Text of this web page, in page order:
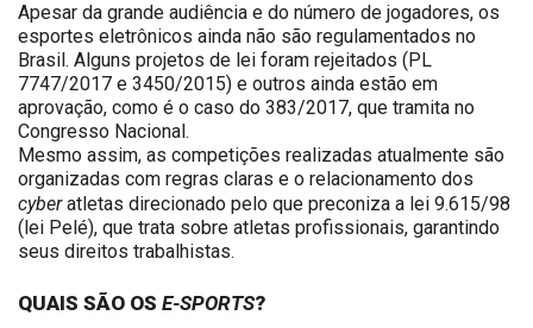
Apesar da grande audiência e do número de jogadores, os
esportes eletrônicos ainda não são regulamentados no
Brasil. Alguns projetos de lei foram rejeitados (PL
7747/2017 e 3450/2015) e outros ainda estão em
aprovação, como é o caso do 383/2017, que tramita no
Congresso Nacional.
Mesmo assim, as competições realizadas atualmente são
organizadas com regras claras e o relacionamento dos
cyberatletas direcionado pelo que preconiza a lei 9.615/98
(lei Pelé), que trata sobre atletas profissionais, garantindo
seus direitos trabalhistas.
QUAIS SÃO OS E-SPORTS?